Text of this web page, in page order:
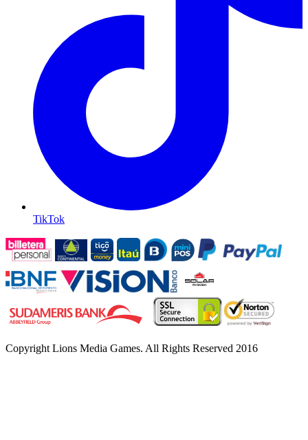
TikTok
Copyright Lions Media Games. All Rights Reserved 2016